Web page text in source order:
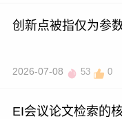
创新点被指仅为参
2026-07-08 53 0
EI会议论文检索的